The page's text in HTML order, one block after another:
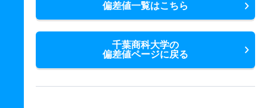
偏差値一覧はこちら
千葉商科大学の
偏差値ページに戻る